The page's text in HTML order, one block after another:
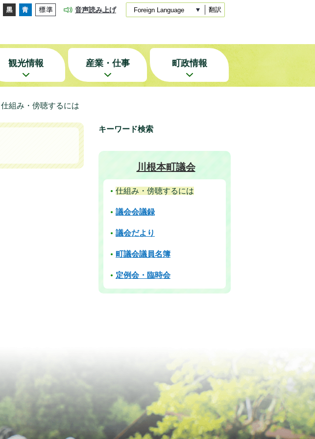
音声読み上げ 翻訳
観光情報 産業・仕事 町政情報
仕組み・傍聴するには
キーワード検索
川根本町議会
仕組み・傍聴するには
議会会議録
議会だより
町議会議員名簿
定例会・臨時会